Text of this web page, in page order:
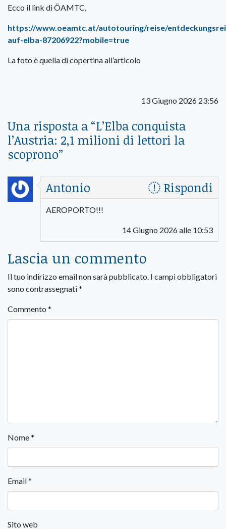
Ecco il link di ÖAMTC,
https://www.oeamtc.at/autotouring/reise/
auf-elba-87206922?mobile=true
La foto è quella di copertina all’articolo
13 Giugno 2026 23:56
Una risposta a “L’Elba conquista
l’Austria: 2,1 milioni di lettori la
scoprono”
Antonio
Rispondi
AEROPORTO!!!
14 Giugno 2026 alle 10:53
Lascia un commento
Il tuo indirizzo email non sarà pubblicato. I campi obbligatori
sono contrassegnati*
Commento *
Nome*
Email*
Sito web